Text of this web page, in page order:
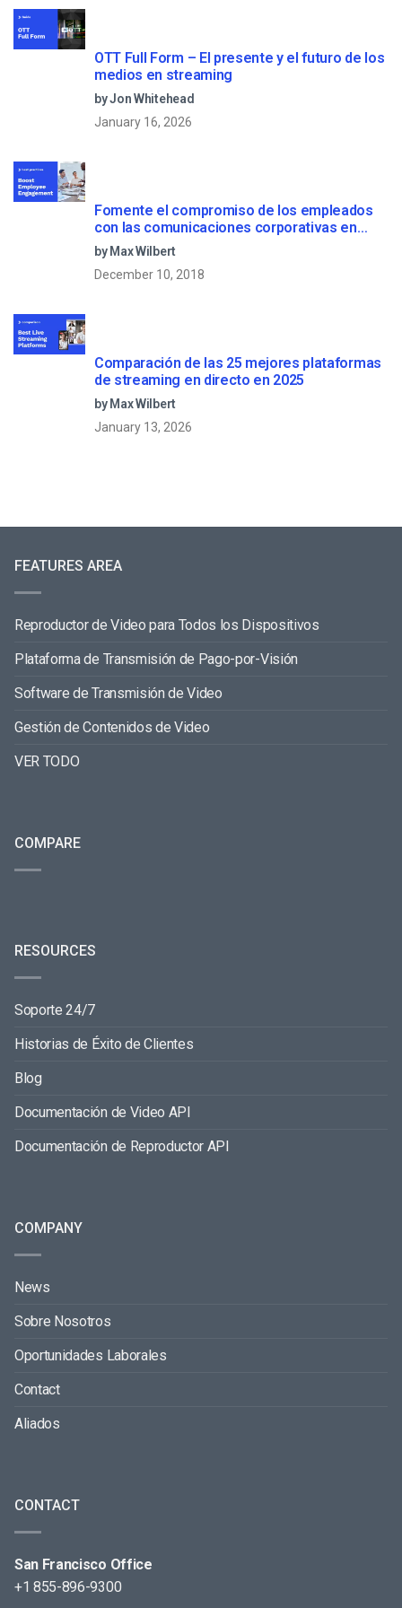
OTT Full Form – El presente y el futuro de los
medios en streaming
by Jon Whitehead
January 16, 2026
Fomente el compromiso de los empleados
con las comunicaciones corporativas en
directo
by Max Wilbert
December 10, 2018
Comparación de las 25 mejores plataformas
de streaming en directo en 2025
by Max Wilbert
January 13, 2026
FEATURES AREA
Reproductor de Video para Todos los Dispositivos
Plataforma de Transmisión de Pago-por-Visión
Software de Transmisión de Video
Gestión de Contenidos de Video
VER TODO
COMPARE
RESOURCES
Soporte 24/7
Historias de Éxito de Clientes
Blog
Documentación de Video API
Documentación de Reproductor API
COMPANY
News
Sobre Nosotros
Oportunidades Laborales
Contact
Aliados
CONTACT
San Francisco Office
+1 855-896-9300